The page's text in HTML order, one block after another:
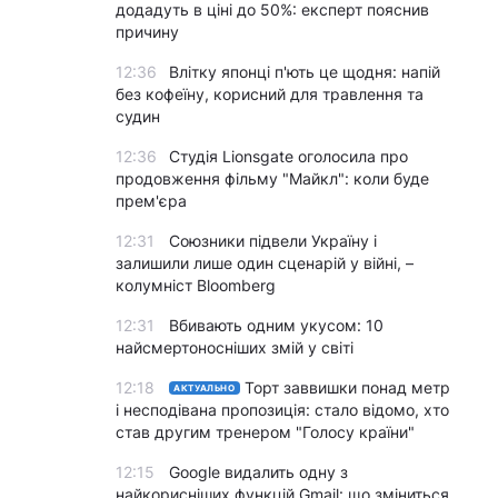
додадуть в ціні до 50%: експерт пояснив
причину
12:36
Влітку японці п'ють це щодня: напій
без кофеїну, корисний для травлення та
судин
12:36
Студія Lionsgate оголосила про
продовження фільму "Майкл": коли буде
прем'єра
12:31
Союзники підвели Україну і
залишили лише один сценарій у війні, –
колумніст Bloomberg
12:31
Вбивають одним укусом: 10
найсмертоносніших змій у світі
12:18 АКТУАЛЬНО
Торт заввишки понад метр
і несподівана пропозиція: стало відомо, хто
став другим тренером "Голосу країни"
12:15
Google видалить одну з
найкорисніших функцій Gmail: що зміниться